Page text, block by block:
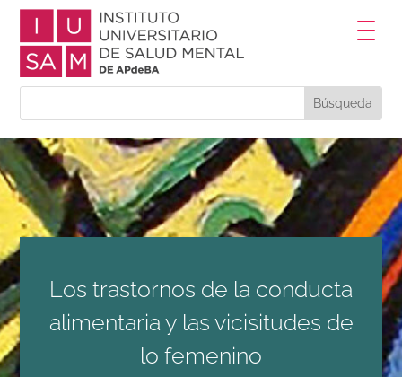
Los trastornos de la conducta
alimentaria y las vicisitudes de
lo femenino